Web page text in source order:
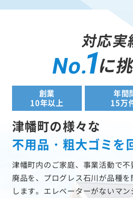
対応
No.1に
創業
10年以上
年間
15万
津幡町の様々な
不用品・粗大ゴミを
津幡町内のご家庭、事業活動で
廃品を、プログレス石川が品種
します。エレベーターがないマ